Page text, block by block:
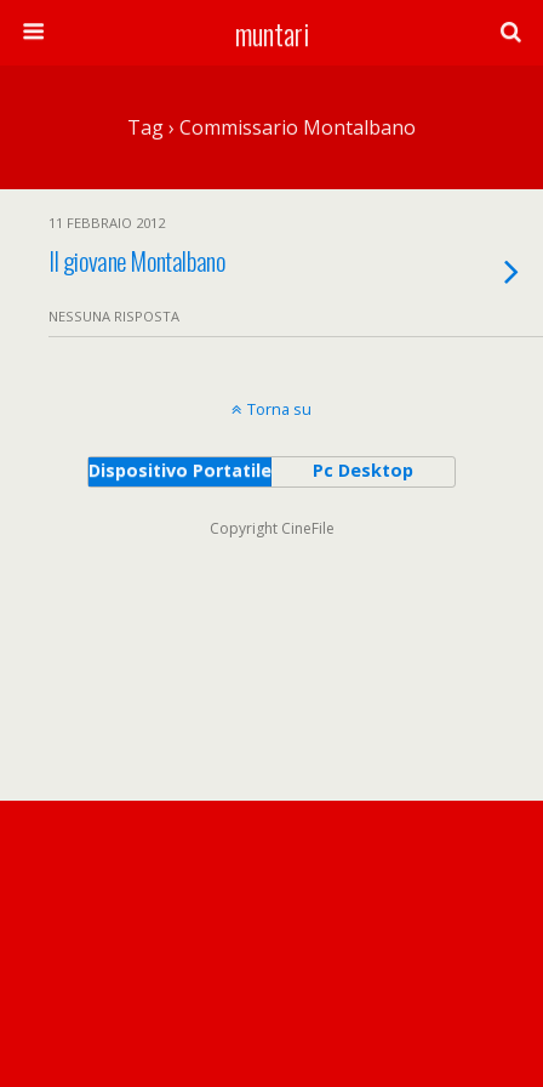
muntari
Tag › Commissario Montalbano
11 FEBBRAIO 2012
Il giovane Montalbano
NESSUNA RISPOSTA
Torna su
Dispositivo Portatile Pc Desktop
Copyright CineFile